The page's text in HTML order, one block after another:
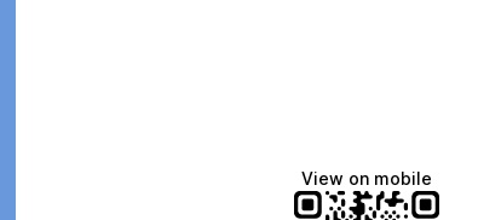
View on mobile